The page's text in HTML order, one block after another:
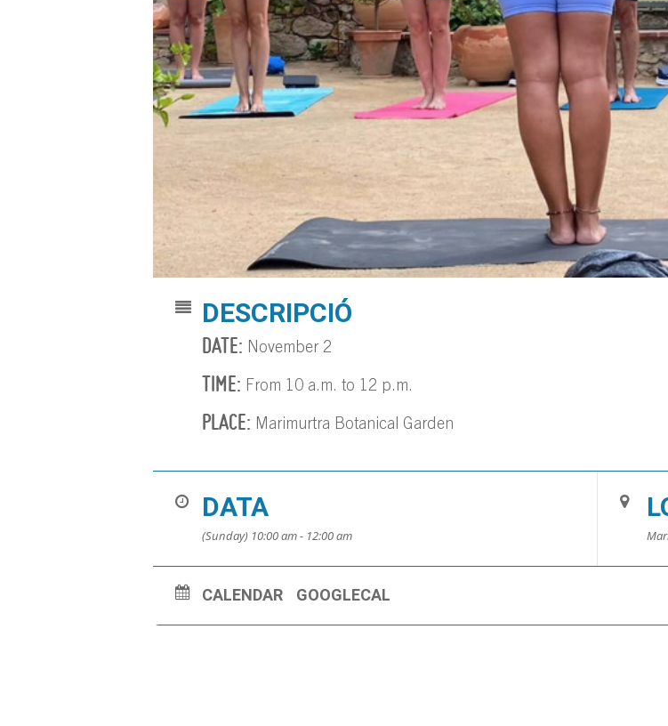
DESCRIPCIÓ
DATE: November 2
TIME: From 10 a.m. to 12 p.m.
PLACE: Marimurtra Botanical Garden
DATA
(Sunday) 10:00 am - 12:00 am
CALENDAR GOOGLECAL